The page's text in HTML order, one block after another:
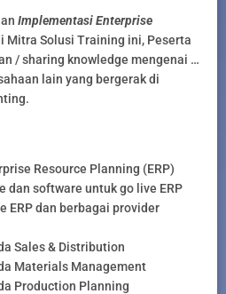
Implementasi Enterprise
Mitra Solusi Training ini, Peserta
/ sharing knowledge mengenai …
lain yang bergerak di
Resource Planning (ERP)
dan software untuk go live ERP
ERP dan berbagai provider
Sales & Distribution
Materials Management
Production Planning